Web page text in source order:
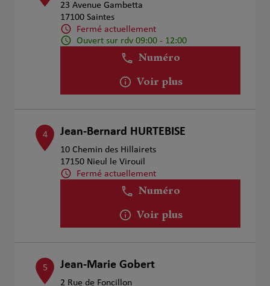
23 Avenue Gambetta
17100 Saintes
Fermé actuellement
Ouvert sur rdv 09:00 - 12:00
Numéro
Voir plus
4 Jean-Bernard HURTEBISE
10 Chemin des Hillairets
17150 Nieul le Virouil
Fermé actuellement
Numéro
Voir plus
5 Jean-Marie Gobert
2 Rue de Foncillon